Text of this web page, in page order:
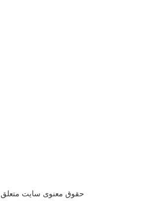
حقوق معنوی سایت متعلق